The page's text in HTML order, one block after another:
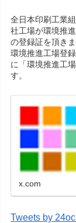
全日本印刷工業
社工場が環境推
の登録証を頂きま
環境推進工場登
に「環境推進工
す。
x.com
Tweets by